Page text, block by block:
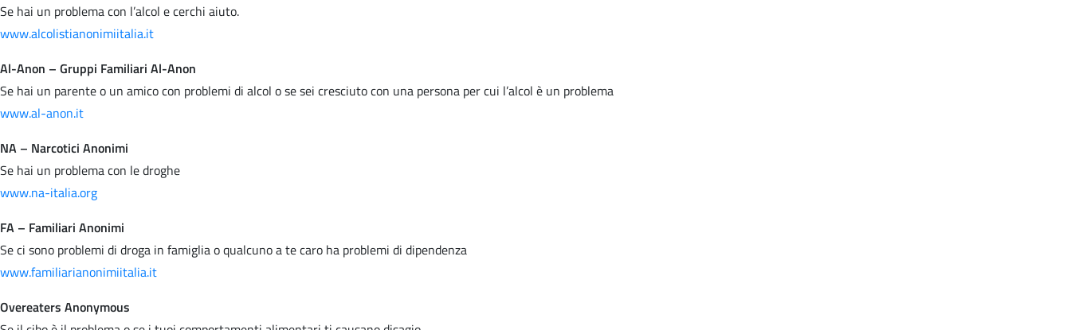
Se hai un problema con l’alcol e cerchi aiuto.
www.alcolistianonimiitalia.it
Al-Anon – Gruppi Familiari Al-Anon
Se hai un parente o un amico con problemi di alcol o se sei cresciuto con una persona per cui l’alcol è un problema
www.al-anon.it
NA – Narcotici Anonimi
Se hai un problema con le droghe
www.na-italia.org
FA – Familiari Anonimi
Se ci sono problemi di droga in famiglia o qualcuno a te caro ha problemi di dipendenza
www.familiarianonimiitalia.it
Overeaters Anonymous